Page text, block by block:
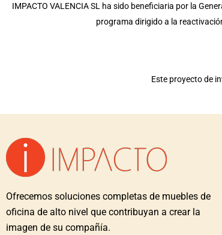
IMPACTO VALENCIA SL ha sido beneficiaria por la
programa dirigido a la
Este proyecto de
Ofrecemos soluciones completas de muebles de
oficina de alto nivel que contribuyan a crear la
imagen de su compañía.